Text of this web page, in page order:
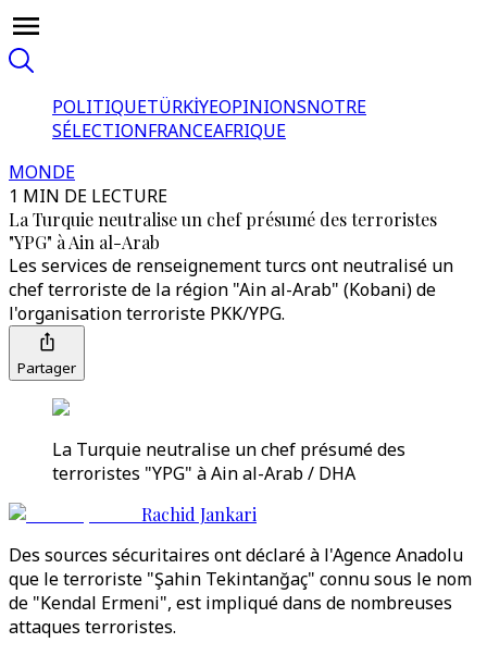
POLITIQUETÜRKİYEOPINIONSNOTRE
SÉLECTIONFRANCEAFRIQUE
MONDE
1 MIN DE LECTURE
La Turquie neutralise un chef présumé des terroristes
"YPG" à Ain al-Arab
Les services de renseignement turcs ont neutralisé un
chef terroriste de la région "Ain al-Arab" (Kobani) de
l'organisation terroriste PKK/YPG.
Partager
La Turquie neutralise un chef présumé des
terroristes "YPG" à Ain al-Arab / DHA
Rachid Jankari
Des sources sécuritaires ont déclaré à l'Agence Anadolu
que le terroriste "Şahin Tekintanğaç" connu sous le nom
de "Kendal Ermeni", est impliqué dans de nombreuses
attaques terroristes.